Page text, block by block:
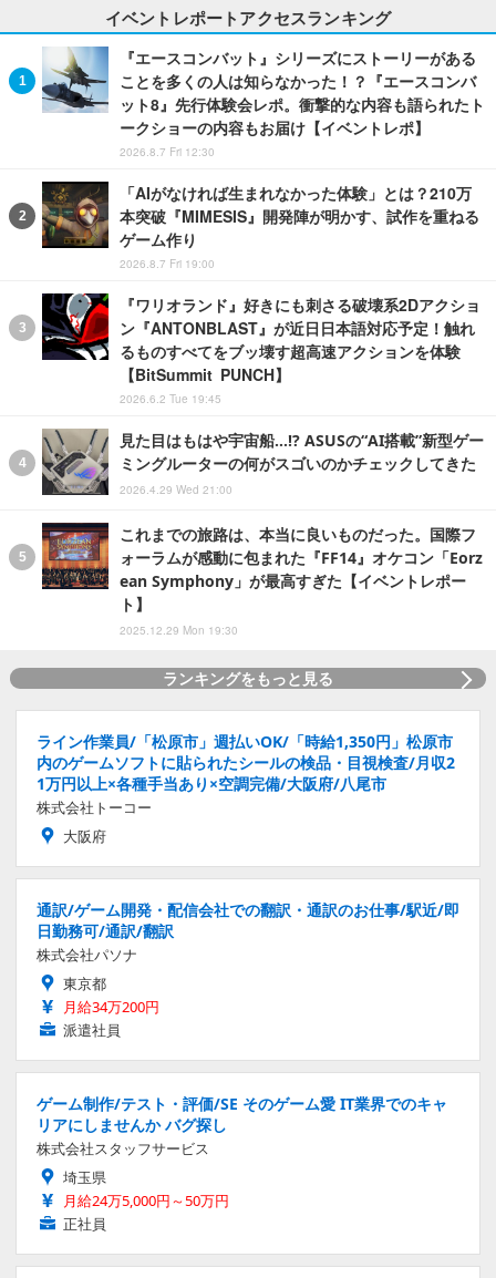
イベントレポートアクセスランキング
『エースコンバット』シリーズにストーリーがある
ことを多くの人は知らなかった！？『エースコンバ
ット8』先行体験会レポ。衝撃的な内容も語られたト
ークショーの内容もお届け【イベントレポ】
2026.8.7 Fri 12:30
「AIがなければ生まれなかった体験」とは？210万
本突破『MIMESIS』開発陣が明かす、試作を重ねる
ゲーム作り
2026.8.7 Fri 19:00
『ワリオランド』好きにも刺さる破壊系2Dアクショ
ン『ANTONBLAST』が近日日本語対応予定！触れ
るものすべてをブッ壊す超高速アクションを体験
【BitSummit PUNCH】
2026.6.2 Tue 19:45
見た目はもはや宇宙船…!? ASUSの“AI搭載”新型ゲー
ミングルーターの何がスゴいのかチェックしてきた
2026.4.29 Wed 21:00
これまでの旅路は、本当に良いものだった。国際フ
ォーラムが感動に包まれた『FF14』オケコン「Eorz
ean Symphony」が最高すぎた【イベントレポー
ト】
2025.12.29 Mon 19:30
ランキングをもっと見る
ライン作業員/「松原市」週払いOK/「時給1,350円」松原市
内のゲームソフトに貼られたシールの検品・目視検査/月収2
1万円以上×各種手当あり×空調完備/大阪府/八尾市
株式会社トーコー
大阪府
通訳/ゲーム開発・配信会社での翻訳・通訳のお仕事/駅近/即
日勤務可/通訳/翻訳
株式会社パソナ
東京都
月給34万200円
派遣社員
ゲーム制作/テスト・評価/SE そのゲーム愛 IT業界でのキャ
リアにしませんか バグ探し
株式会社スタッフサービス
埼玉県
月給24万5,000円～50万円
正社員